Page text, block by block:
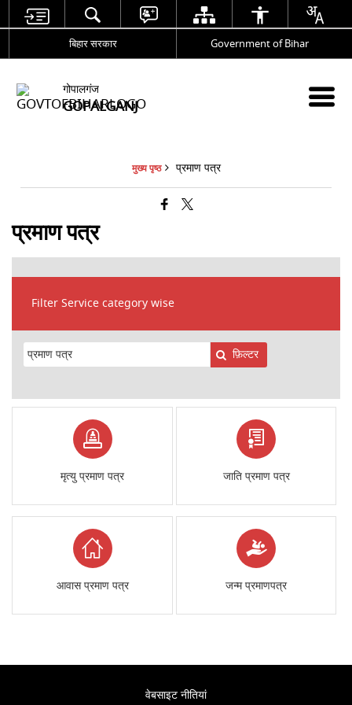
बिहार सरकार Government of Bihar
गोपालगंज
GOPALGANJ
मुख्य पृष्ठ प्रमाण पत्र
प्रमाण पत्र
Filter Service category wise
फ़िल्टर
मृत्यु प्रमाण पत्र जाति प्रमाण पत्र
आवास प्रमाण पत्र जन्म प्रमाणपत्र
वेबसाइट नीतियां